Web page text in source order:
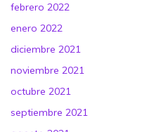
febrero 2022
enero 2022
diciembre 2021
noviembre 2021
octubre 2021
septiembre 2021